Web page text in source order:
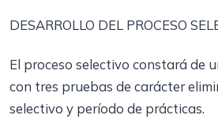
DESARROLLO DEL PROCESO
El proceso selectivo constará de
con tres pruebas de carácter
selectivo y período de prácticas.